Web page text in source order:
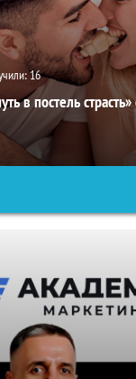
16
в постель